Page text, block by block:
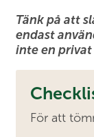
Tänk på att
endast
inte en privat
För att